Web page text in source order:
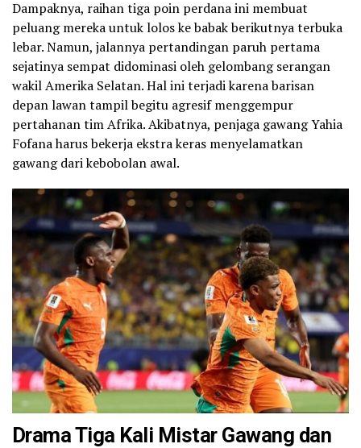
Dampaknya, raihan tiga poin perdana ini membuat
peluang mereka untuk lolos ke babak berikutnya terbuka
lebar. Namun, jalannya pertandingan paruh pertama
sejatinya sempat didominasi oleh gelombang serangan
wakil Amerika Selatan. Hal ini terjadi karena barisan
depan lawan tampil begitu agresif menggempur
pertahanan tim Afrika. Akibatnya, penjaga gawang Yahia
Fofana harus bekerja ekstra keras menyelamatkan
gawang dari kebobolan awal.
Drama Tiga Kali Mistar Gawang dan